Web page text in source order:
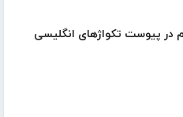
در پیوست تکواژهای انگلیسی